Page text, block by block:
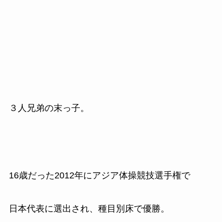
３人兄弟の末っ子。
16歳だった2012年にアジア体操競技選手権で
日本代表に選出され、種目別床で優勝。